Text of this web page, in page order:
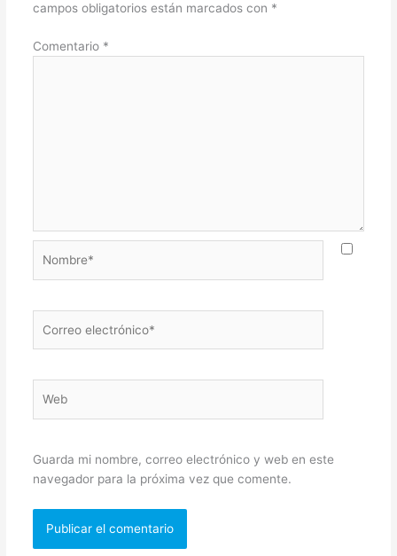
campos obligatorios están marcados con *
Comentario *
electrónico*
Guarda mi nombre, correo electrónico y web en este
navegador para la próxima vez que comente.